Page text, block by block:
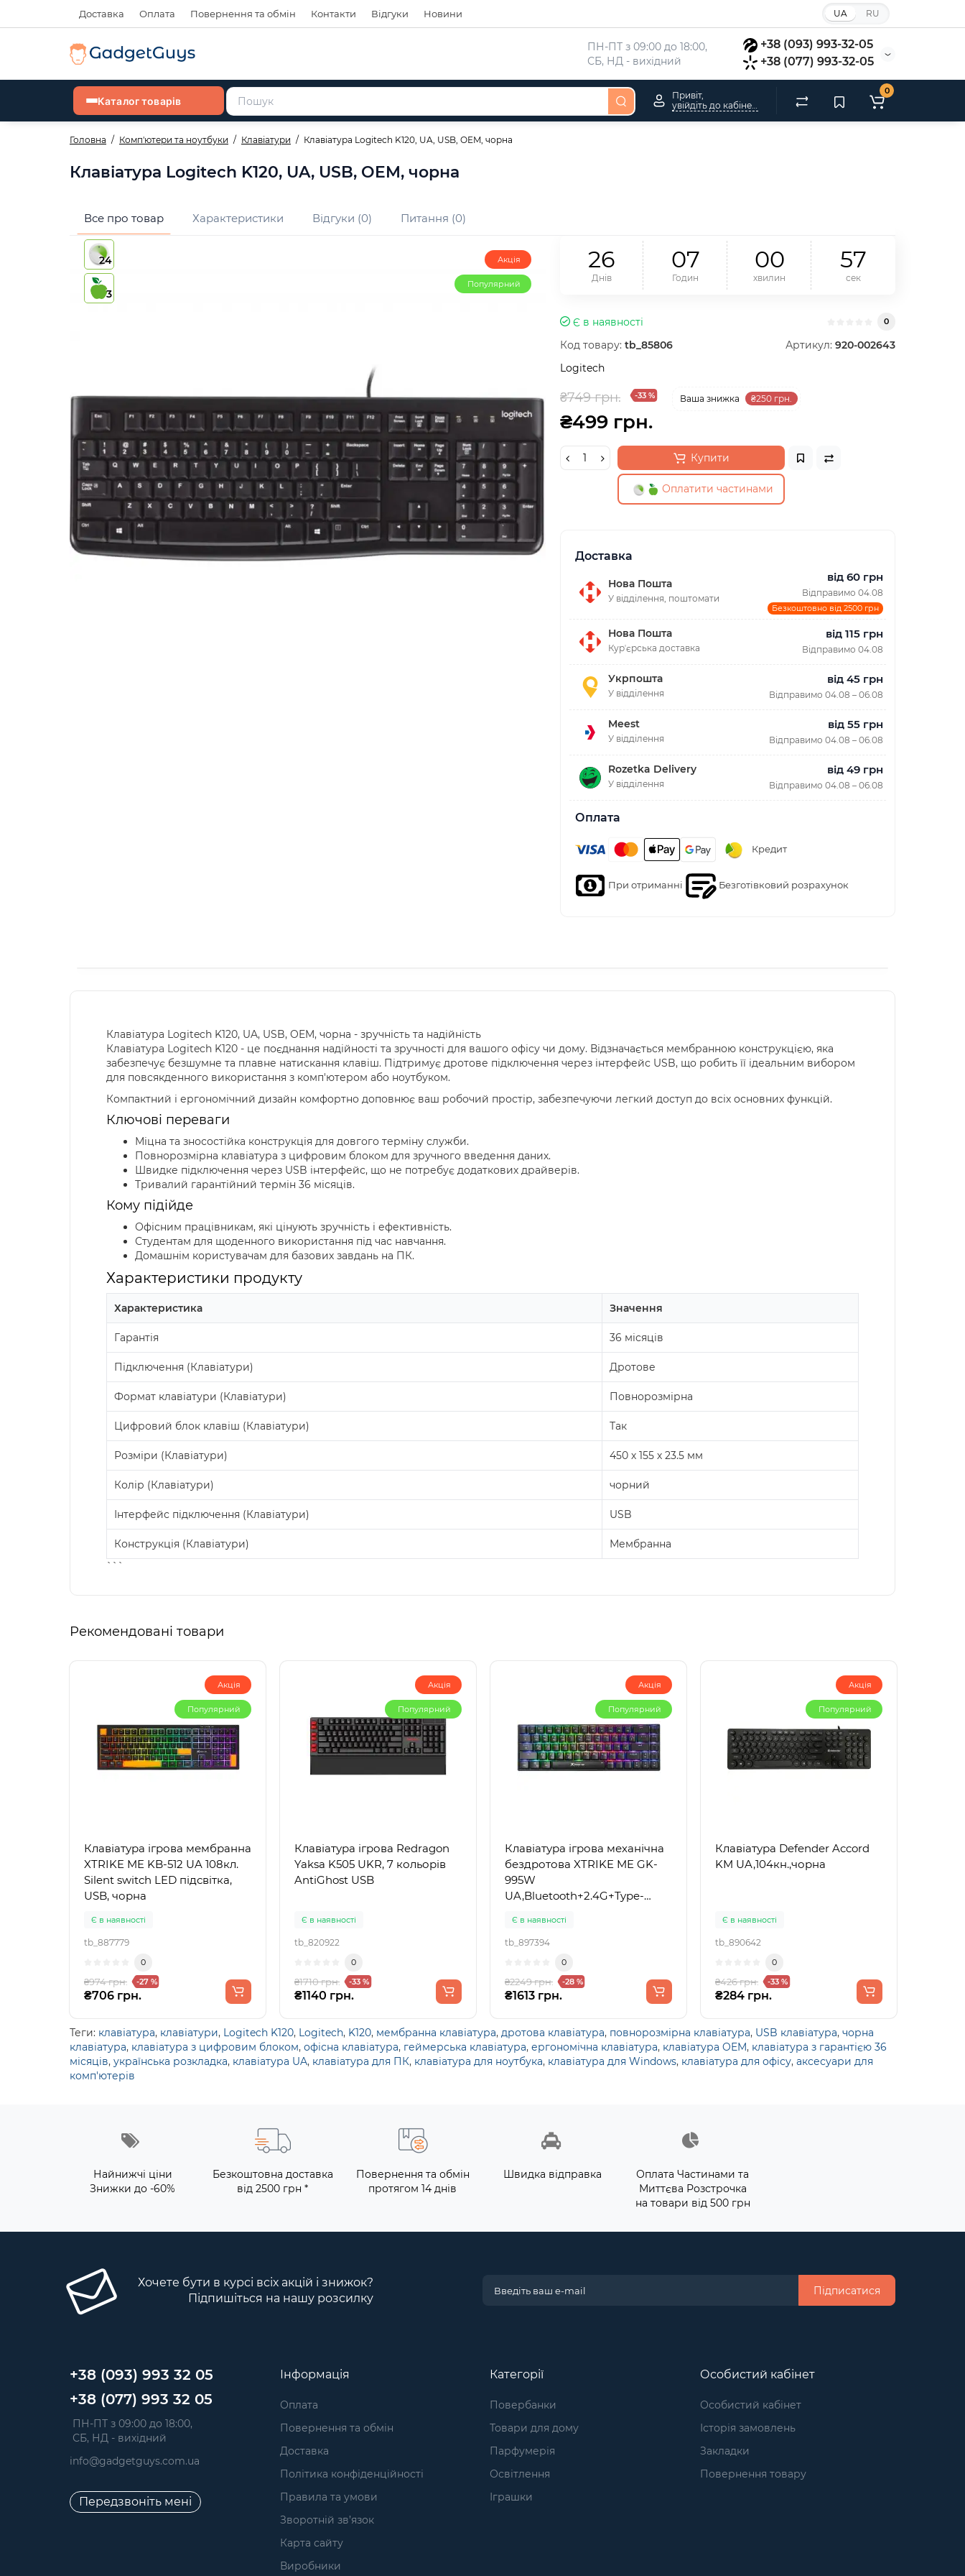
Доставка Оплата Повернення та обмін Контакти Відгуки Новини UA RU
ПН-ПТ з 09:00 до 18:00,
СБ, НД - вихідний
+38 (093) 993-32-05
+38 (077) 993-32-05
Каталог товарів
Привіт,
0
Головна Комп'ютери та ноутбуки Клавіатури Клавіатура Logitech K120, UA, USB, OEM, чорна
Клавіатура Logitech K120, UA, USB, OEM, чорна
Все про товар Характеристики Відгуки (0) Питання (0)
24
3
Акція
Популярний
26
Днів
07
Годин
00
хвилин
56
сек
Є в наявності 0
Код товару: tb_85806 Артикул: 920-002643
Logitech
₴749 грн. -33 % Ваша знижка ₴250 грн.
₴499 грн.
Купити
Оплатити частинами
Доставка
Нова Пошта
У відділення, поштомати
від 60 грн
Відправимо 04.08
Безкоштовно від 2500 грн
Нова Пошта
Курʼєрська доставка
від 115 грн
Відправимо 04.08
Укрпошта
У відділення
від 45 грн
Відправимо 04.08 – 06.08
Meest
У відділення
від 55 грн
Відправимо 04.08 – 06.08
Rozetka Delivery
У відділення
від 49 грн
Відправимо 04.08 – 06.08
Оплата
Кредит
При отриманні Безготівковий розрахунок
Клавіатура Logitech K120, UA, USB, OEM, чорна - зручність та надійність
Клавіатура Logitech K120 - це поєднання надійності та зручності для вашого офісу чи дому. Відзначається мембранною конструкцією, яка
забезпечує безшумне та плавне натискання клавіш. Підтримує дротове підключення через інтерфейс USB, що робить її ідеальним вибором
для повсякденного використання з комп'ютером або ноутбуком.
Компактний і ергономічний дизайн комфортно доповнює ваш робочий простір, забезпечуючи легкий доступ до всіх основних функцій.
Ключові переваги
Міцна та зносостійка конструкція для довгого терміну служби.
Повнорозмірна клавіатура з цифровим блоком для зручного введення даних.
Швидке підключення через USB інтерфейс, що не потребує додаткових драйверів.
Тривалий гарантійний термін 36 місяців.
Кому підійде
Офісним працівникам, які цінують зручність і ефективність.
Студентам для щоденного використання під час навчання.
Домашнім користувачам для базових завдань на ПК.
Характеристики продукту
Характеристика Значення
Гарантія 36 місяців
Підключення (Клавіатури) Дротове
Формат клавіатури (Клавіатури) Повнорозмірна
Цифровий блок клавіш (Клавіатури) Так
Розміри (Клавіатури) 450 х 155 х 23.5 мм
Колір (Клавіатури) чорний
Інтерфейс підключення (Клавіатури) USB
Конструкція (Клавіатури)
Мембранна
```
Рекомендовані товари
Акція
Популярний
Клавіатура ігрова мембранна
XTRIKE ME KB-512 UA 108кл.
Silent switch LED підсвітка,
USB, чорна
Є в наявності
tb_887779
0
₴974 грн. -27 %
₴706 грн.
Акція
Популярний
Клавіатура ігрова Redragon
Yaksa K505 UKR, 7 кольорів
AntiGhost USB
Є в наявності
tb_820922
0
₴1710 грн. -33 %
₴1140 грн.
Акція
Популярний
Клавіатура ігрова механічна
бездротова XTRIKE ME GK-
995W
UA,Bluetooth+2.4G+Type-
Є в наявності
tb_897394
0
₴2249 грн. -28 %
₴1613 грн.
Акція
Популярний
Клавіатура Defender Accord
KM UA,104кн.,чорна
Є в наявності
tb_890642
0
₴426 грн. -33 %
₴284 грн.
Теги: клавіатура, клавіатури, Logitech K120, Logitech, K120, мембранна клавіатура, дротова клавіатура, повнорозмірна клавіатура, USB клавіатура, чорна
клавіатура, клавіатура з цифровим блоком, офісна клавіатура, геймерська клавіатура, ергономічна клавіатура, клавіатура OEM, клавіатура з гарантією 36
місяців, українська розкладка, клавіатура UA, клавіатура для ПК, клавіатура для ноутбука, клавіатура для Windows, клавіатура для офісу, аксесуари для
комп'ютерів
Найнижчі ціни
Знижки до -60%
Безкоштовна доставка
від 2500 грн *
Повернення та обмін
протягом 14 днів
Швидка відправка
Оплата Частинами та
Миттєва Розстрочка
на товари від 500 грн
Хочете бути в курсі всіх акцій і знижок?
Підпишіться на нашу розсилку
Підписатися
+38 (093) 993 32 05
+38 (077) 993 32 05
ПН-ПТ з 09:00 до 18:00,
СБ, НД - вихідний
info@gadgetguys.com.ua
Передзвоніть мені
Інформація
Оплата
Повернення та обмін
Доставка
Політика конфіденційності
Правила та умови
Зворотній зв’язок
Карта сайту
Виробники
Категорії
Повербанки
Товари для дому
Парфумерія
Освітлення
Іграшки
Особистий кабінет
Особистий кабінет
Історія замовлень
Закладки
Повернення товару